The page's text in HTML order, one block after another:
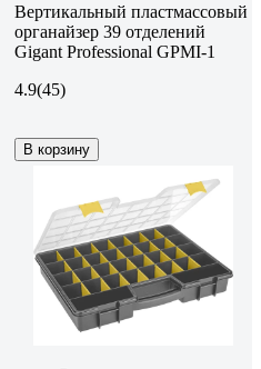
Вертикальный пластмассовый
органайзер 39 отделений
Gigant Professional GPMI-1
4.9(45)
В корзину